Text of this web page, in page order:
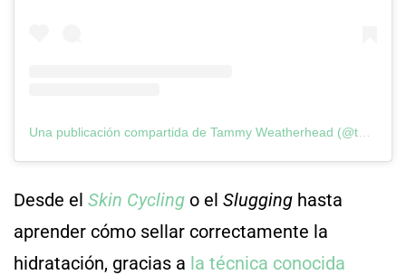
Desde el Skin Cycling o el Slugging hasta
aprender cómo sellar correctamente la
hidratación, gracias a la técnica conocida